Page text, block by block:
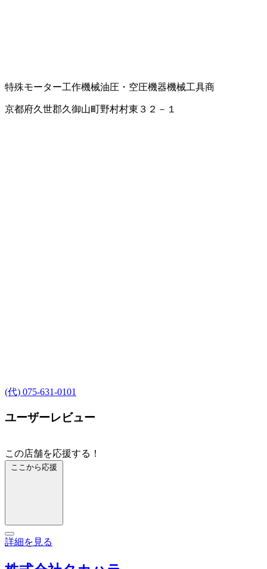
特殊モーター工作機械油圧・空圧機器機械工具商
京都府久世郡久御山町野村村東３２－１
(代) 075-631-0101
ユーザーレビュー
この店舗を応援する！
ここから応援
詳細を見る